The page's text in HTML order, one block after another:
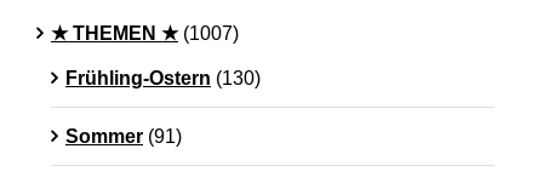
★ THEMEN ★ (1007)
Frühling-Ostern (130)
Sommer (91)